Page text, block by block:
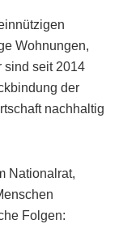
Wohnungen,
sind seit 2014
der
nachhaltig
Nationalrat,
Folgen: